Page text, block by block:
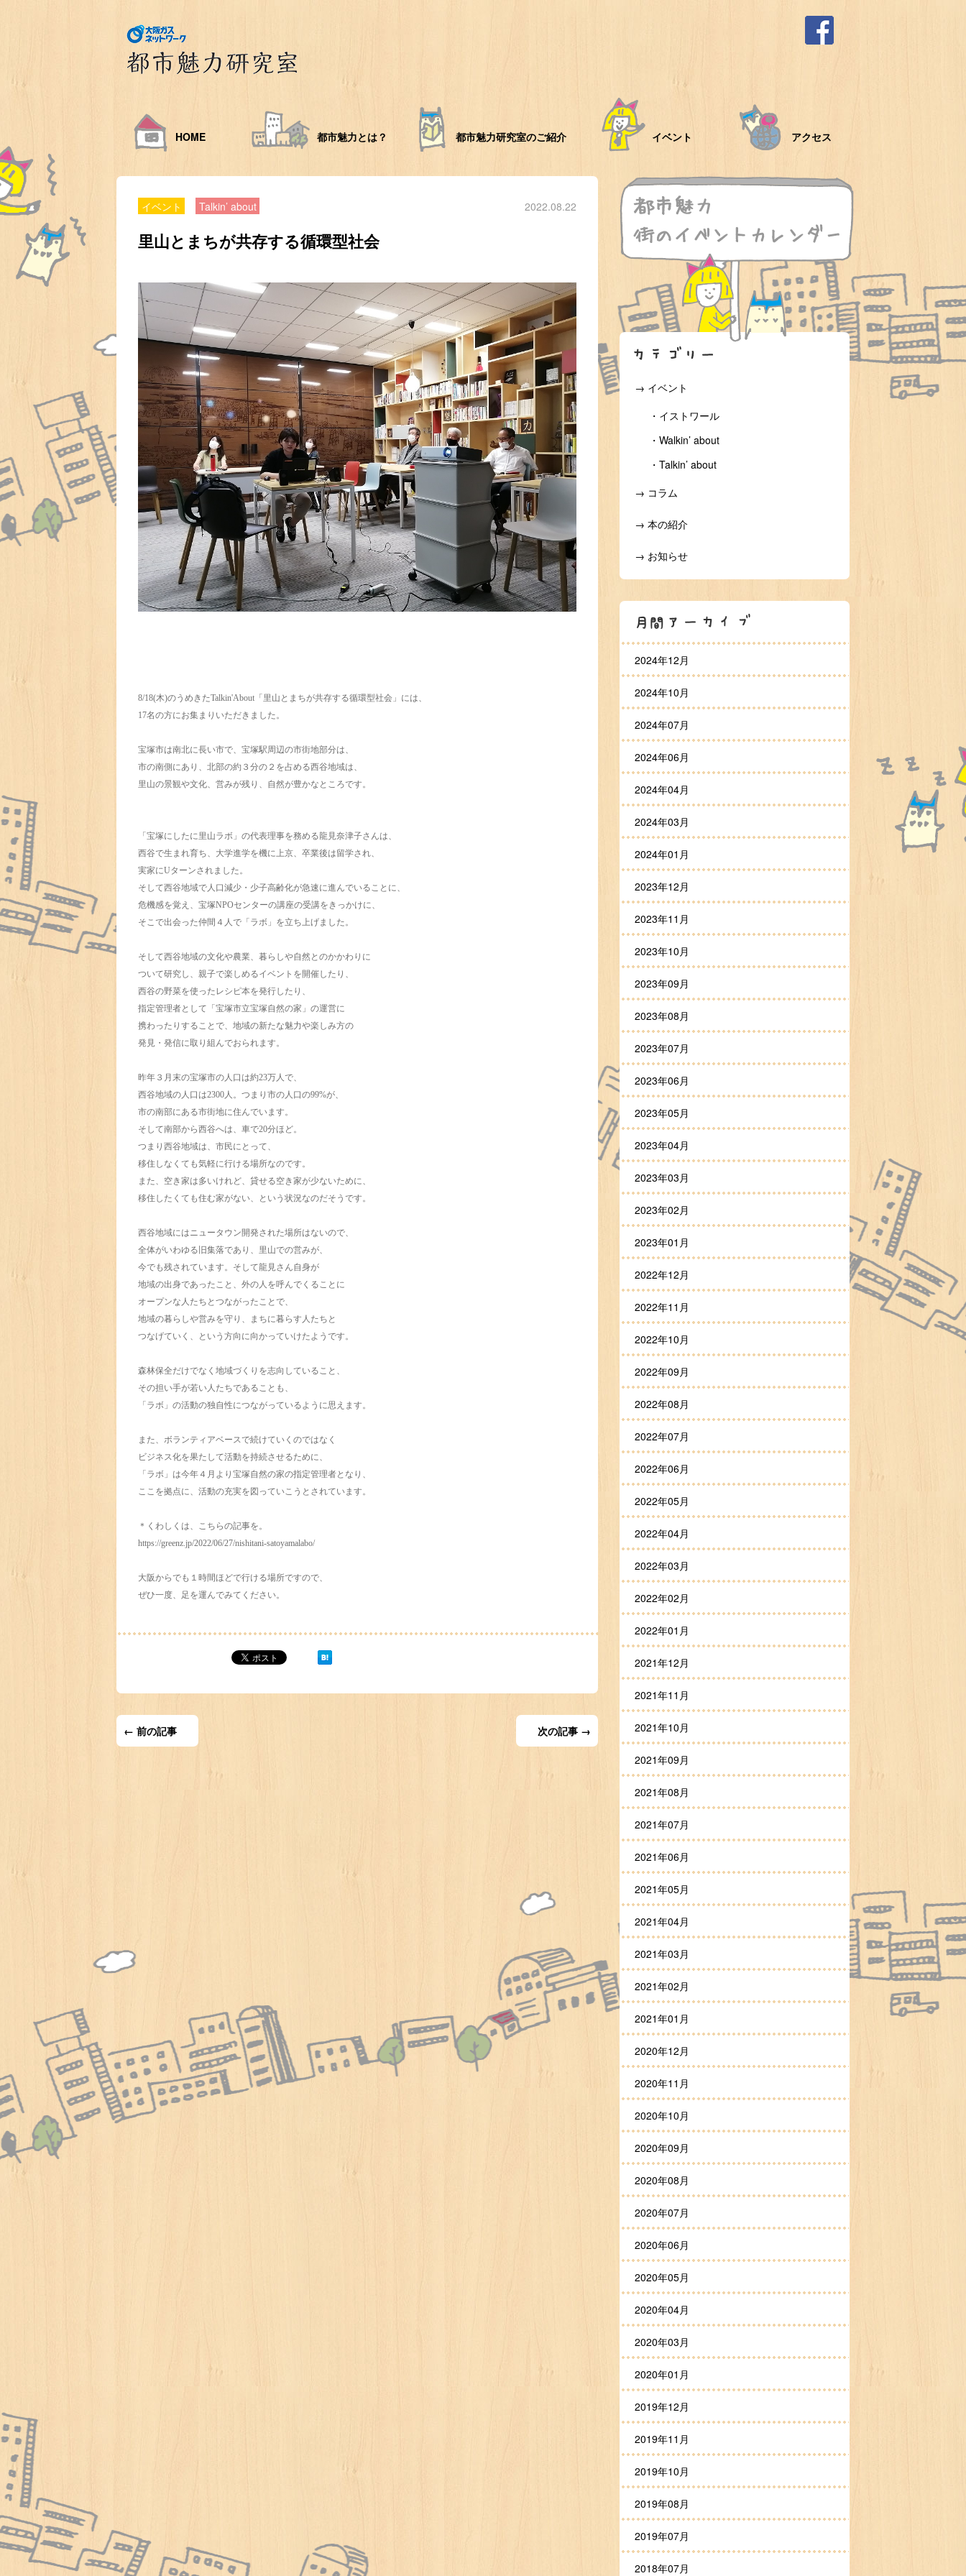
HOME 都市魅力とは？ 都市魅力研究室のご紹介 イベント アクセス
イベント Talkin’ about 2022.08.22
里山とまちが共存する循環型社会
8/18(木)のうめきたTalkin'About「里山とまちが共存する循環型社会」には、
17名の方にお集まりいただきました。
宝塚市は南北に長い市で、宝塚駅周辺の市街地部分は、
市の南側にあり、北部の約３分の２を占める西谷地域は、
里山の景観や文化、営みが残り、自然が豊かなところです。
「宝塚にしたに里山ラボ」の代表理事を務める龍見奈津子さんは、
西谷で生まれ育ち、大学進学を機に上京、卒業後は留学され、
実家にUターンされました。
そして西谷地域で人口減少・少子高齢化が急速に進んでいることに、
危機感を覚え、宝塚NPOセンターの講座の受講をきっかけに、
そこで出会った仲間４人で「ラボ」を立ち上げました。
そして西谷地域の文化や農業、暮らしや自然とのかかわりに
ついて研究し、親子で楽しめるイベントを開催したり、
西谷の野菜を使ったレシピ本を発行したり、
指定管理者として「宝塚市立宝塚自然の家」の運営に
携わったりすることで、地域の新たな魅力や楽しみ方の
発見・発信に取り組んでおられます。
昨年３月末の宝塚市の人口は約23万人で、
西谷地域の人口は2300人。つまり市の人口の99%が、
市の南部にある市街地に住んでいます。
そして南部から西谷へは、車で20分ほど。
つまり西谷地域は、市民にとって、
移住しなくても気軽に行ける場所なのです。
また、空き家は多いけれど、貸せる空き家が少ないために、
移住したくても住む家がない、という状況なのだそうです。
西谷地域にはニュータウン開発された場所はないので、
全体がいわゆる旧集落であり、里山での営みが、
今でも残されています。そして龍見さん自身が
地域の出身であったこと、外の人を呼んでくることに
オープンな人たちとつながったことで、
地域の暮らしや営みを守り、まちに暮らす人たちと
つなげていく、という方向に向かっていけたようです。
森林保全だけでなく地域づくりを志向していること、
その担い手が若い人たちであることも、
「ラボ」の活動の独自性につながっているように思えます。
また、ボランティアベースで続けていくのではなく
ビジネス化を果たして活動を持続させるために、
「ラボ」は今年４月より宝塚自然の家の指定管理者となり、
ここを拠点に、活動の充実を図っていこうとされています。
＊くわしくは、こちらの記事を。
https://greenz.jp/2022/06/27/nishitani-satoyamalabo/
大阪からでも１時間ほどで行ける場所ですので、
ぜひ一度、足を運んでみてください。
← 前の記事 次の記事 →
→ イベント
・イストワール
・Walkin’ about
・Talkin’ about
→ コラム
→ 本の紹介
→ お知らせ
2024年12月
2024年10月
2024年07月
2024年06月
2024年04月
2024年03月
2024年01月
2023年12月
2023年11月
2023年10月
2023年09月
2023年08月
2023年07月
2023年06月
2023年05月
2023年04月
2023年03月
2023年02月
2023年01月
2022年12月
2022年11月
2022年10月
2022年09月
2022年08月
2022年07月
2022年06月
2022年05月
2022年04月
2022年03月
2022年02月
2022年01月
2021年12月
2021年11月
2021年10月
2021年09月
2021年08月
2021年07月
2021年06月
2021年05月
2021年04月
2021年03月
2021年02月
2021年01月
2020年12月
2020年11月
2020年10月
2020年09月
2020年08月
2020年07月
2020年06月
2020年05月
2020年04月
2020年03月
2020年01月
2019年12月
2019年11月
2019年10月
2019年08月
2019年07月
2018年07月